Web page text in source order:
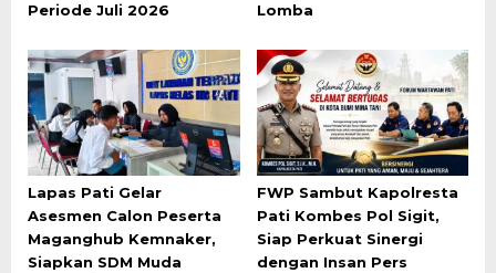
Periode Juli 2026
Lomba
Lapas Pati Gelar
Asesmen Calon Peserta
Maganghub Kemnaker,
Siapkan SDM Muda
FWP Sambut Kapolresta
Pati Kombes Pol Sigit,
Siap Perkuat Sinergi
dengan Insan Pers